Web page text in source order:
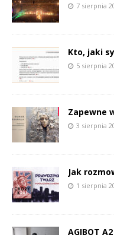
7 sierpnia
Kto, jaki
5 sierpnia
Zapewne
3 sierpnia
Jak
1 sierpnia
AGIBOT